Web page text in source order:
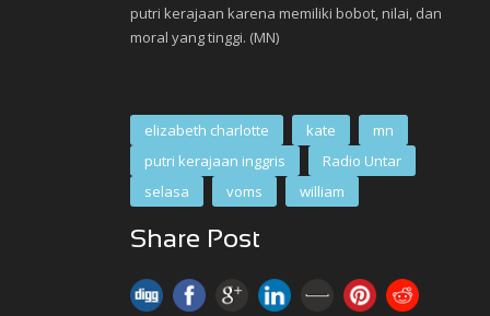
putri kerajaan karena memiliki bobot, nilai, dan
moral yang tinggi. (MN)
elizabeth charlotte kate
mn
putri kerajaan inggris
Radio Untar
selasa
voms william
Share Post